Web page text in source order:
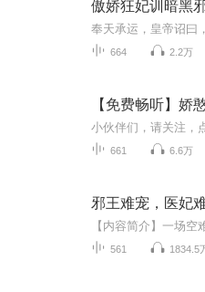
傲娇狂妃训暗黑
664 2.2万
【免费畅听】娇
661 6.6万
邪王难宠，医妃
561 1834.5